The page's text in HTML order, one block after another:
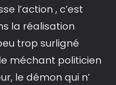
l’action , c’est
la réalisation
trop surligné
méchant politicien
le démon qui n’